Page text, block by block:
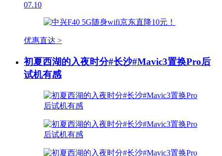
07.10
优惠直达 >
初夏西湖的入夜时分#长沙#Mavic3置换Pro后
试机有感